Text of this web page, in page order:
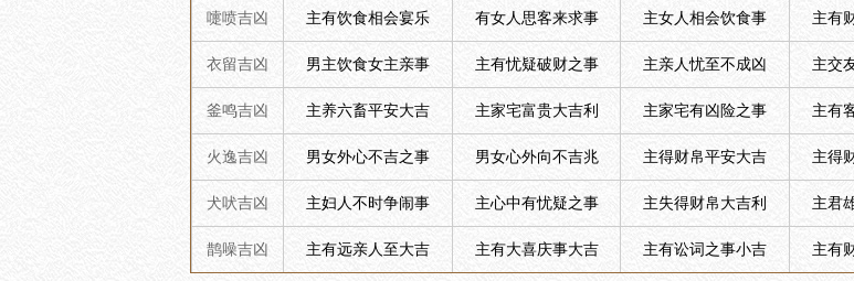
嚏喷吉凶 主有饮食相会宴乐 有女人思客来求事 主女人相会饮食事 主有
衣留吉凶 男主饮食女主亲事 主有忧疑破财之事 主亲人忧至不成凶 主交
釜鸣吉凶 主养六畜平安大吉 主家宅富贵大吉利 主家宅有凶险之事 主有
火逸吉凶 男女外心不吉之事 男女心外向不吉兆 主得财帛平安大吉 主得
犬吠吉凶 主妇人不时争闹事 主心中有忧疑之事 主失得财帛大吉利 主君
鹊噪吉凶 主有远亲人至大吉 主有大喜庆事大吉 主有讼词之事小吉 主有